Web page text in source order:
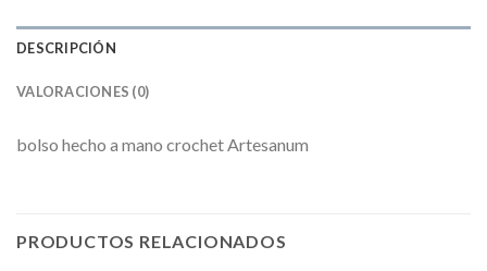
DESCRIPCIÓN
VALORACIONES (0)
bolso hecho a mano crochet Artesanum
PRODUCTOS RELACIONADOS